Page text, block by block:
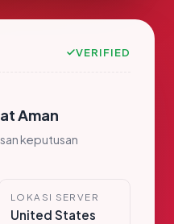
VERIFIED
Aman
keputusan
LOKASI SERVER
United States